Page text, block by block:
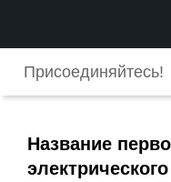
Присоединяйтесь!
Название